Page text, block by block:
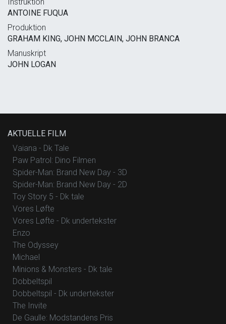
ANTOINE FUQUA
Produktion
GRAHAM KING, JOHN MCCLAIN, JOHN BRANCA
Manuskript
JOHN LOGAN
AKTUELLE FILM
Vaiana - Dk Tale
Paw Patrol: Dino Filmen
Spider-Man: Brand New Day - 3D
Spider-Man: Brand New Day - 2D
Toy Story 5 - Dk tale
Vores Løfte
Vores Løfte - Dk undertekster
Enzo
The Odyssey
Michael
Minions & Monsters - Dk tale
Dobbeltspil
Dobbeltspil - Dk undertekster
The Invite
De Gaulle: Modstandens Pris